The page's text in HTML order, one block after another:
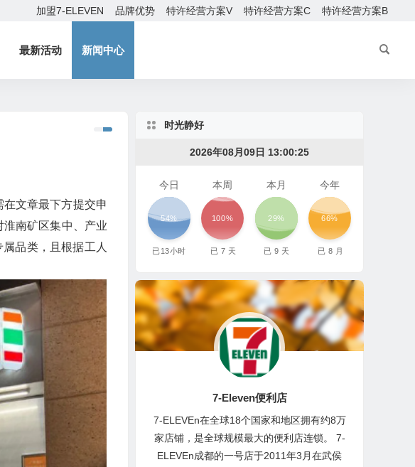
加盟7-ELEVEN 品牌优势 特许经营方案V 特许经营方案C 特许经营方案B
最新活动 新闻中心
文章最下方提交申
南矿区集中、产业
品类，且根据工人
时光静好
2026年08月09日 13:00:27
今日
54%
已13小时
本周
100%
已 7 天
本月
29%
已 9 天
今年
66%
已 8 月
7-Eleven便利店
7-ELEVEn在全球18个国家和地区拥有约8万
家店铺，是全球规模最大的便利店连锁。 7-
ELEVEn成都的一号店于2011年3月在武侯